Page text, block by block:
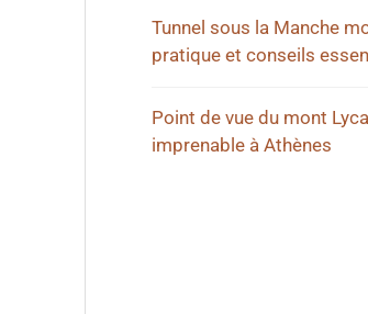
Tunnel sous la Manche
pratique et conseils
Point de vue du mont
imprenable à Athènes